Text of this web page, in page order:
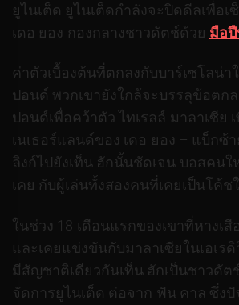
ยูไนเต็ด ยูไนเต็ดกําลังจะปิดดีลเพื่อ
เดอ ยอง กองกลางชาวดัตช์ด้วย มือปื
ค่าตัวเบื้องต้นที่ตกลงกับบาร์เซโลน่า
ปอนด์ พวกเขายังใกล้จะบรรลุข้อตก
ปอนด์เพื่อคว้าตัว ไทเรลล์ มาลาเซีย
เนเธอร์แลนด์ของ เดอ ยอง – แบ็กซ้
ลิงก์ไปยังเท็น ฮักนั้นชัดเจน บอสคน
เคย กับผู้เล่นทั้งสองคนที่เคยเป็นโค้ช
ในช่วง 18 เดือนแรกของเขาที่หางเ
และเคยแข่งขันกับมาลาเซียในเอเร
มีสัญชาติเดียวกันเท็น ฮักเป็นชาวดัต
จัดการยูไนเต็ด ต่อจาก ฟัน คาล ซึ่ง